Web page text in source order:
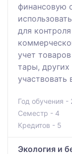
финансовую
для
учет
тары,
участвовать
Год обучения -
Семестр - 4
Кредитов - 5
Экология и